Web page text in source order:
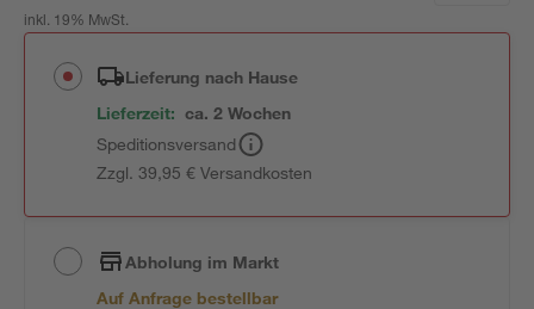
inkl. 19% MwSt.
Lieferung nach Hause
Lieferzeit: ca. 2 Wochen
Speditionsversand
Zzgl. 39,95 € Versandkosten
Abholung im Markt
Auf Anfrage bestellbar